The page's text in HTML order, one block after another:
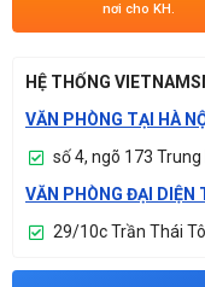
nơi cho KH.
HỆ THỐNG
VĂN PHÒNG TẠI HÀ
số 4, ngõ 173 Trung
VĂN PHÒNG ĐẠI DIỆN
29/10c Trần Thái